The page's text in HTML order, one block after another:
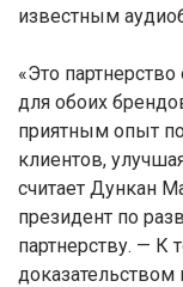
известным
«Это
для обоих
приятным опыт
клиентов,
считает Дункан
президент по
партнерству. — К